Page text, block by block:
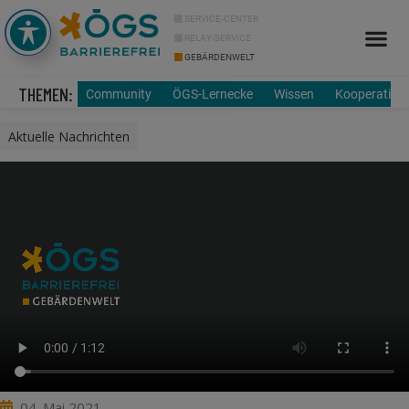
SERVICE-CENTER
RELAY-SERVICE
GEBÄRDENWELT
THEMEN: Community ÖGS-Lernecke Wissen
Aktuelle Nachrichten